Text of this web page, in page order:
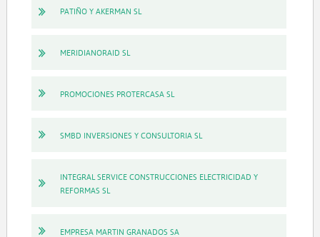
PATIÑO Y AKERMAN SL
MERIDIANORAID SL
PROMOCIONES PROTERCASA SL
SMBD INVERSIONES Y CONSULTORIA SL
INTEGRAL SERVICE CONSTRUCCIONES ELECTRICIDAD Y
REFORMAS SL
EMPRESA MARTIN GRANADOS SA